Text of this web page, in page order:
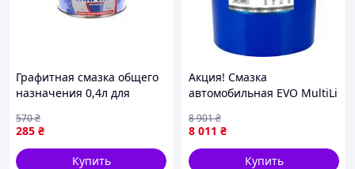
Графитная смазка общего
назначения 0,4л для
механизмов с высокой
вязкостью
285 ₴
570₴
Купить
Акция! Смазка
автомобильная EVO MultiLi
18KG) - По лучшей цене!
8 011 ₴
8 901₴
Купить